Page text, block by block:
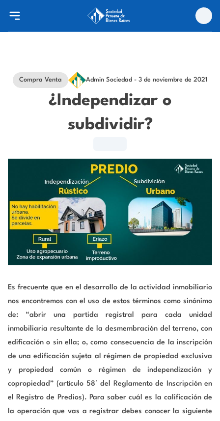
Compra Venta Admin Sociedad - 3 de noviembre de 2021
¿Independizar o
subdividir?
Es frecuente que en el desarrollo de la actividad inmobiliario
nos encontremos con el uso de estos términos como sinónimo
de: “abrir una partida registral para cada unidad
inmobiliaria resultante de la desmembración del terreno, con
edificación o sin ella; o, como consecuencia de la inscripción
de una edificación sujeta al régimen de propiedad exclusiva
y propiedad común o régimen de independización y
copropiedad” (artículo 58° del Reglamento de Inscripción en
el Registro de Predios). Para saber cuál es la calificación de
la operación que vas a registrar debes conocer la siguiente